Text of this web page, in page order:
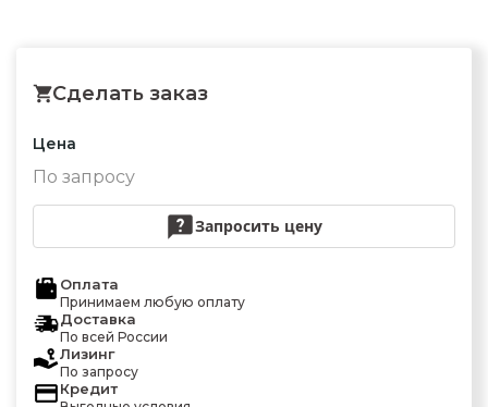
Сделать заказ
Цена
По запросу
Запросить цену
Оплата
Принимаем любую оплату
Доставка
По всей России
Лизинг
По запросу
Кредит